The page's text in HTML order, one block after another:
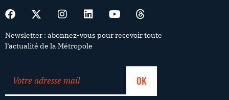
Newsletter : abonnez-vous pour recevoir toute
l’actualité de la Métropole